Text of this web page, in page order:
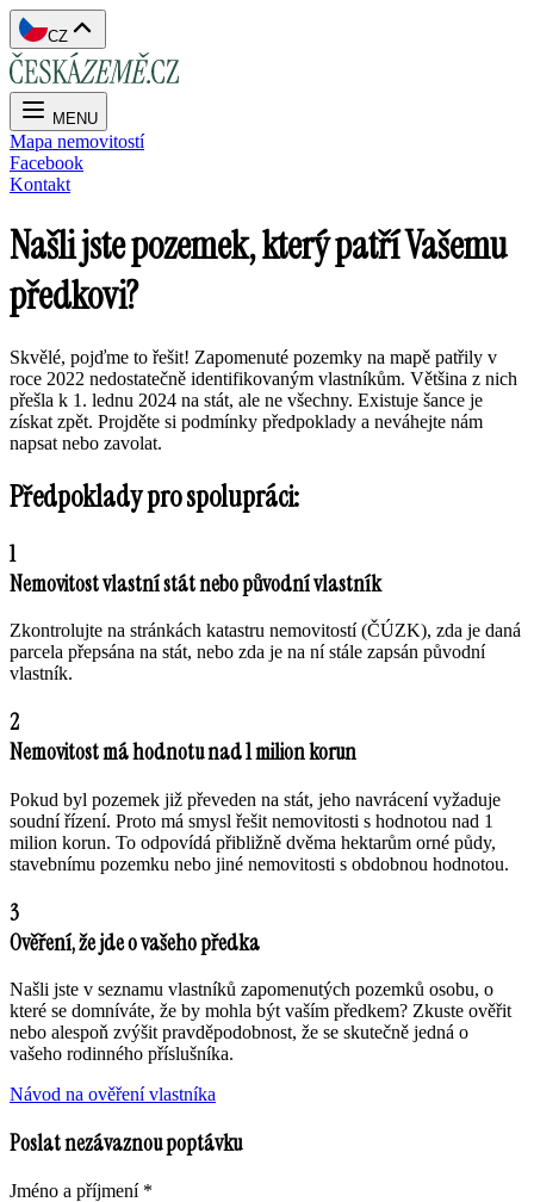
CZ
MENU
Mapa nemovitostí
Facebook
Kontakt
Našli jste pozemek, který patří Vašemu
předkovi?
Skvělé, pojďme to řešit! Zapomenuté pozemky na mapě patřily v
roce 2022 nedostatečně identifikovaným vlastníkům. Většina z nich
přešla k 1. lednu 2024 na stát, ale ne všechny. Existuje šance je
získat zpět. Projděte si podmínky předpoklady a neváhejte nám
napsat nebo zavolat.
Předpoklady pro spolupráci:
1
Nemovitost vlastní stát nebo původní vlastník
Zkontrolujte na stránkách katastru nemovitostí (ČÚZK), zda je daná
parcela přepsána na stát, nebo zda je na ní stále zapsán původní
vlastník.
2
Nemovitost má hodnotu nad 1 milion korun
Pokud byl pozemek již převeden na stát, jeho navrácení vyžaduje
soudní řízení. Proto má smysl řešit nemovitosti s hodnotou nad 1
milion korun. To odpovídá přibližně dvěma hektarům orné půdy,
stavebnímu pozemku nebo jiné nemovitosti s obdobnou hodnotou.
3
Ověření, že jde o vašeho předka
Našli jste v seznamu vlastníků zapomenutých pozemků osobu, o
které se domníváte, že by mohla být vaším předkem? Zkuste ověřit
nebo alespoň zvýšit pravděpodobnost, že se skutečně jedná o
vašeho rodinného příslušníka.
Návod na ověření vlastníka
Poslat nezávaznou poptávku
Jméno a příjmení *